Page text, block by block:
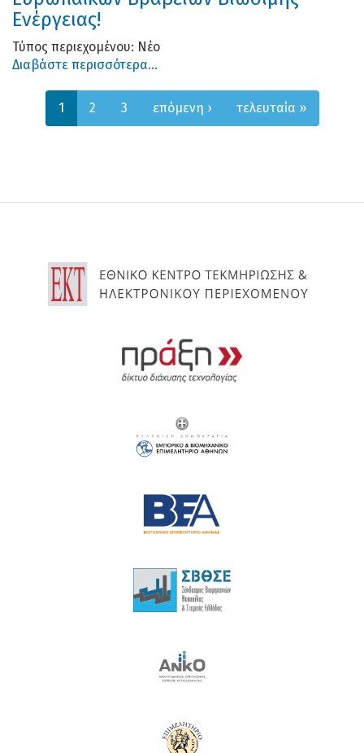
Ενέργειας!
Τύπος περιεχομένου: Νέο
Διαβάστε περισσότερα...
1 2 3 επόμενη › τελευταία »